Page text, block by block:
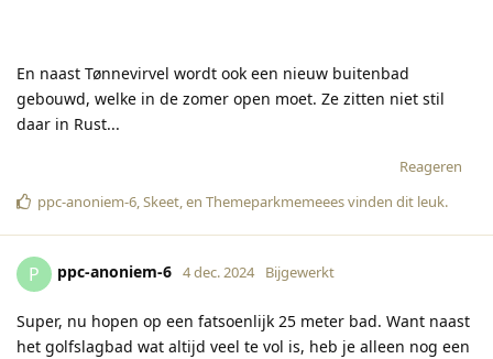
En naast Tønnevirvel wordt ook een nieuw buitenbad
gebouwd, welke in de zomer open moet. Ze zitten niet stil
daar in Rust...
Reageren
ppc-anoniem-6,Skeet, en Themeparkmemeeesvinden dit leuk.
P ppc-anoniem-6 4 dec. 2024 Bijgewerkt
Super, nu hopen op een fatsoenlijk 25 meter bad. Want naast
het golfslagbad wat altijd veel te vol is, heb je alleen nog een